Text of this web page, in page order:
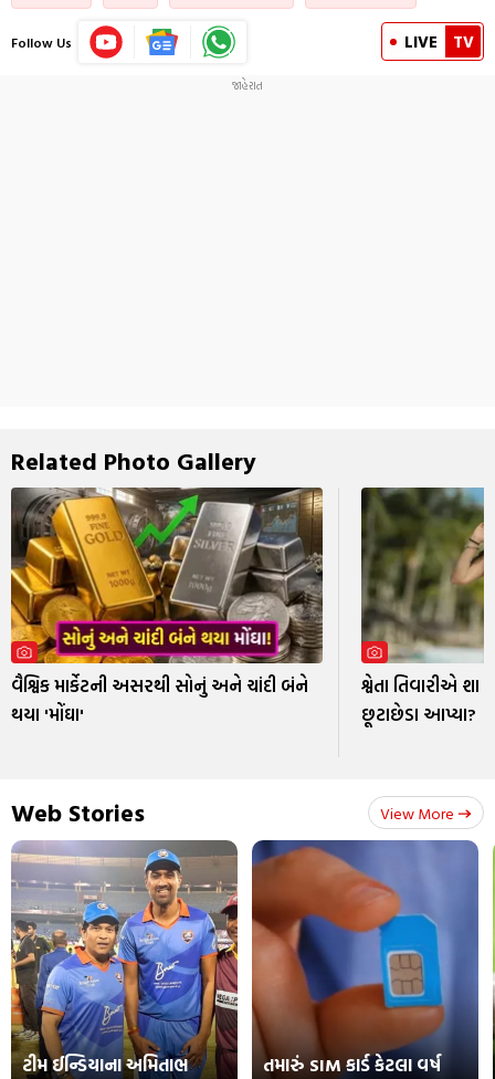
Follow Us LIVE TV
Related Photo Gallery
વૈશ્વિક માર્કેટની અસરથી સોનું અને ચાંદી બંને
થયા 'મોંઘા'
શ્વેતા તિવારીએ
છૂટાછેડા આપ્યા?
Web Stories View More
ટીમ ઈન્ડિયાના અમિતાભ
તમારું SIM કાર્ડ કેટલા વર્ષ